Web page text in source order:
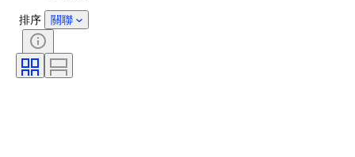
時代
藝術家
創作者
排序 關聯